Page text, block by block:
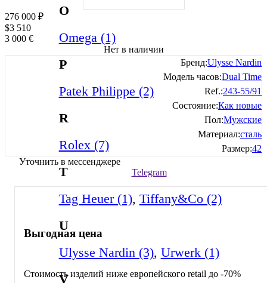
O
Omega (1)
P
Patek Philippe (2)
R
Rolex (7)
T
Tag Heuer (1), Tiffany&Co (2)
U
Ulysse Nardin (3), Urwerk (1)
V
276 000 ₽
$3 510
3 000 €
Нет в наличии
Бренд:Ulysse Nardin
Модель часов:Dual Time
Ref.:243-55/91
Состояние:Как новые
Пол:Мужские
Материал:сталь
Размер:42
Уточнить в мессенджере
Telegram
Выгодная цена
Стоимость изделий ниже европейского retail до -70%